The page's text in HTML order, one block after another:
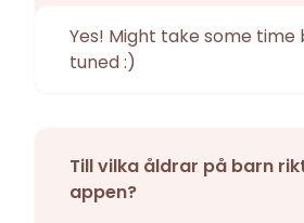
Yes! Might take some time
tuned :)
Till vilka åldrar på barn
appen?